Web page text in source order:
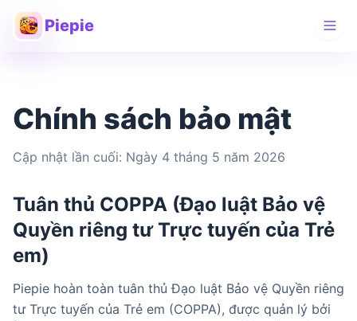
Piepie
Chính sách bảo mật
Cập nhật lần cuối: Ngày 4 tháng 5 năm 2026
Tuân thủ COPPA (Đạo luật Bảo vệ
Quyền riêng tư Trực tuyến của Trẻ
em)
Piepie hoàn toàn tuân thủ Đạo luật Bảo vệ Quyền riêng
tư Trực tuyến của Trẻ em (COPPA), được quản lý bởi